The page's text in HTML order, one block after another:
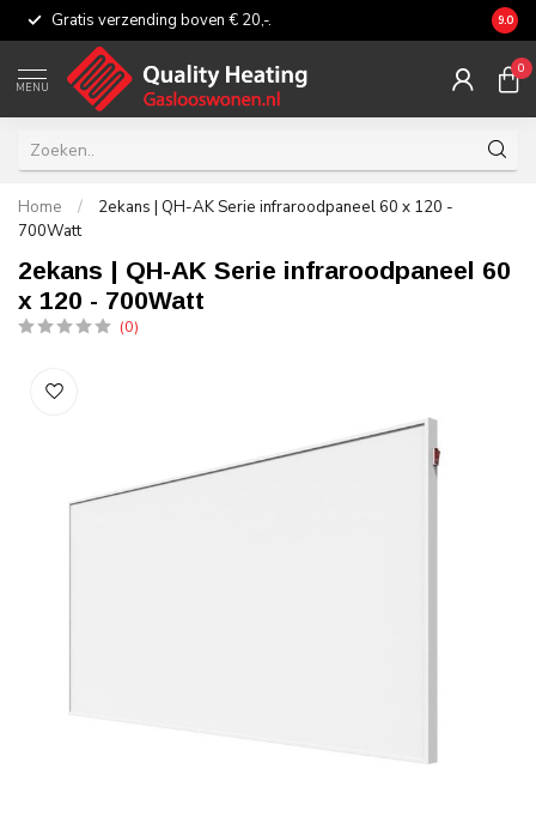
Gratis verzending boven € 20,-. 9.0
MENU
0
Home /
2ekans | QH-AK Serie infraroodpaneel 60 x 120 -
700Watt
2ekans | QH-AK Serie infraroodpaneel 60
x 120 - 700Watt
(0)